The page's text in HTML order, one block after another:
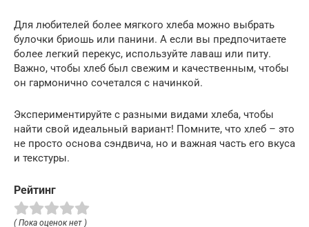
Для любителей более мягкого хлеба можно выбрать
булочки бриошь или панини. А если вы предпочитаете
более легкий перекус, используйте лаваш или питу.
Важно, чтобы хлеб был свежим и качественным, чтобы
он гармонично сочетался с начинкой.
Экспериментируйте с разными видами хлеба, чтобы
найти свой идеальный вариант! Помните, что хлеб – это
не просто основа сэндвича, но и важная часть его вкуса
и текстуры.
Рейтинг
( Пока оценок нет )